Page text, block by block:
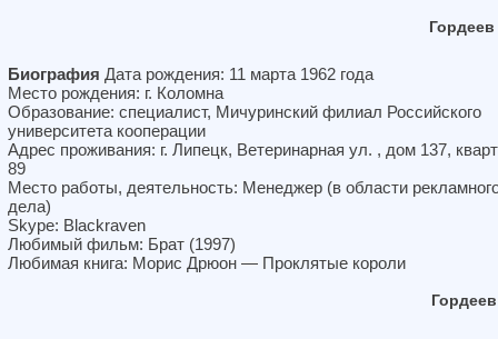
Биография Дата рождения: 11 марта 1962 года
Место рождения: г. Коломна
Образование: специалист, Мичуринский филиал Российского
университета кооперации
Адрес проживания: г. Липецк, Ветеринарная ул. , дом 137,
89
Место работы, деятельность: Менеджер (в области
дела)
Skype: Blackraven
Любимый фильм: Брат (1997)
Любимая книга: Морис Дрюон — Проклятые короли